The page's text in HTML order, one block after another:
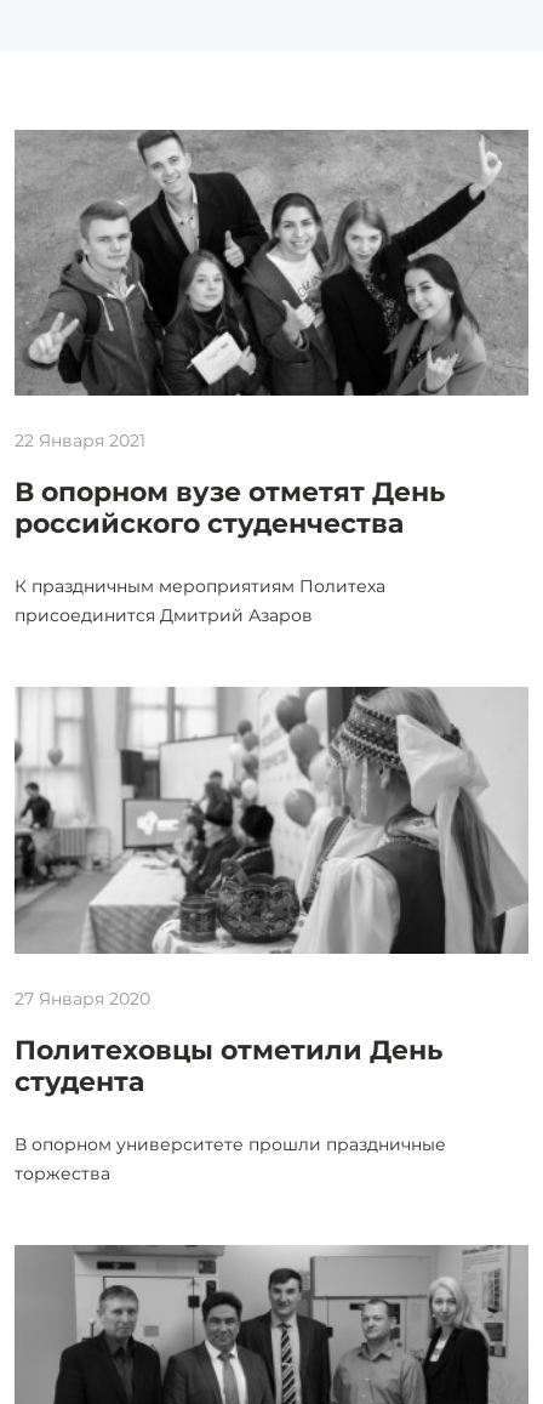
22 Января 2021
В опорном вузе отметят День
российского студенчества
К праздничным мероприятиям Политеха
присоединится Дмитрий Азаров
27 Января 2020
Политеховцы отметили День
студента
В опорном университете прошли праздничные
торжества